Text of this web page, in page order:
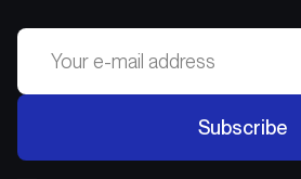
Subscribe